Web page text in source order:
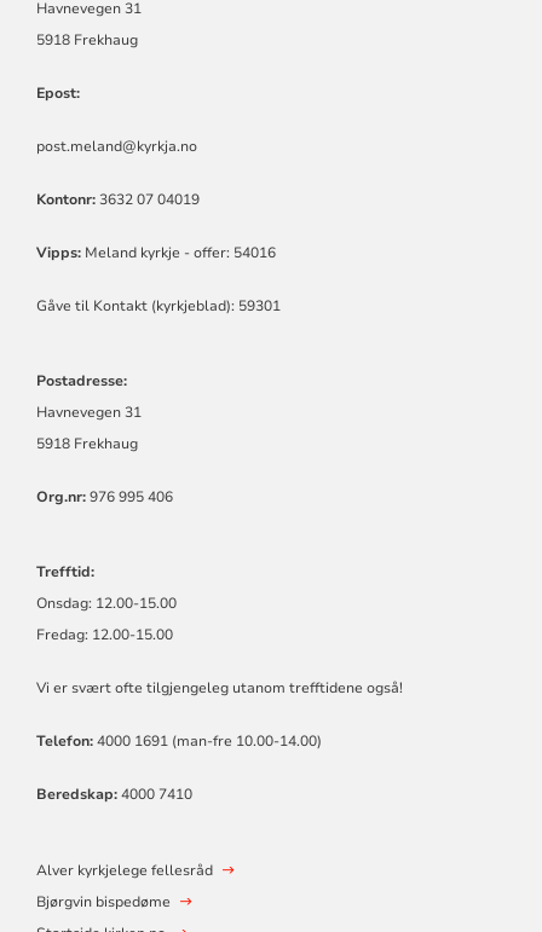
Havnevegen 31
5918 Frekhaug
Epost:
post.meland@kyrkja.no
Kontonr:3632 07 04019
Vipps:Meland kyrkje - offer: 54016
Gåve til Kontakt (kyrkjeblad): 59301
Postadresse:
Havnevegen 31
5918 Frekhaug
Org.nr:976 995 406
Trefftid:
Onsdag: 12.00-15.00
Fredag: 12.00-15.00
Vi er svært ofte tilgjengeleg utanom trefftidene også!
Telefon:4000 1691 (man-fre 10.00-14.00)
Beredskap:4000 7410
Alver kyrkjelege fellesråd
Bjørgvin bispedøme